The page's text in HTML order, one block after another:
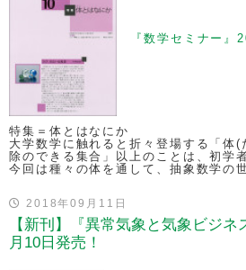
『数学セミナー』
特集＝体とはなにか
大学数学に触れると折々登場する「体
除のできる集合」以上のことは、初学
今回は種々の体を通して、抽象数学の
2018年09月11日
【新刊】『異常気象と気象ビジ
月10日発売！